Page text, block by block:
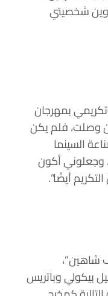
شخصيتي
بمهرجان
وصلت، فلم يكن
السينما
أكون
أيضًا”.
يوسف شاهين”،
بيكولي وباتريس